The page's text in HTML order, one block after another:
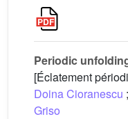
Periodic
[Éclatement
Doina Cioranescu ;
Griso